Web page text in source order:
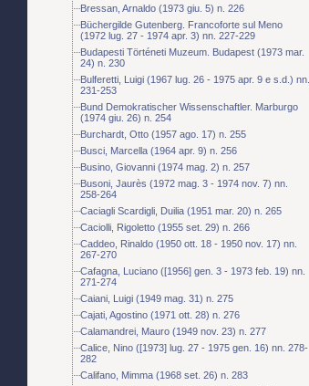
Bressan, Arnaldo (1973 giu. 5) n. 226
Büchergilde Gutenberg. Francoforte sul Meno
(1972 lug. 27 - 1974 apr. 3) nn. 227-229
Budapesti Történeti Muzeum. Budapest (1973 mar.
24) n. 230
Bulferetti, Luigi (1967 lug. 26 - 1975 apr. 9 e s.d.) nn.
231-253
Bund Demokratischer Wissenschaftler. Marburgo
(1974 giu. 26) n. 254
Burchardt, Otto (1957 ago. 17) n. 255
Busci, Marcella (1964 apr. 9) n. 256
Busino, Giovanni (1974 mag. 2) n. 257
Busoni, Jaurès (1972 mag. 3 - 1974 nov. 7) nn.
258-264
Caciagli Scardigli, Duilia (1951 mar. 20) n. 265
Caciolli, Rigoletto (1955 set. 29) n. 266
Caddeo, Rinaldo (1950 ott. 18 - 1950 nov. 17) nn.
267-270
Cafagna, Luciano ([1956] gen. 3 - 1973 feb. 19) nn.
271-274
Caiani, Luigi (1949 mag. 31) n. 275
Cajati, Agostino (1971 ott. 28) n. 276
Calamandrei, Mauro (1949 nov. 23) n. 277
Calice, Nino ([1973] lug. 27 - 1975 gen. 16) nn. 278-
282
Califano, Mimma (1968 set. 26) n. 283